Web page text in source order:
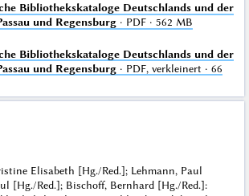
Bibliothekskataloge Deutschlands und der
und Regensburg· PDF · 562 MB
Bibliothekskataloge Deutschlands und der
und Regensburg· PDF, verkleinert · 66
Elisabeth [Hg./Red.]; Lehmann, Paul
[Hg./Red.]; Bischoff, Bernhard [Hg./Red.]: